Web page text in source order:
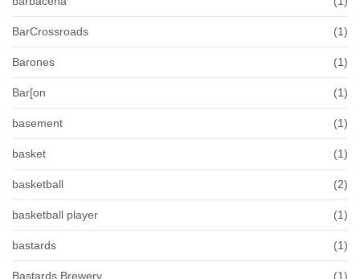
BarCrossroads (1)
Barones (1)
Bar[on (1)
basement (1)
basket (1)
basketball (2)
basketball player (1)
bastards (1)
Bastards Brewery (1)